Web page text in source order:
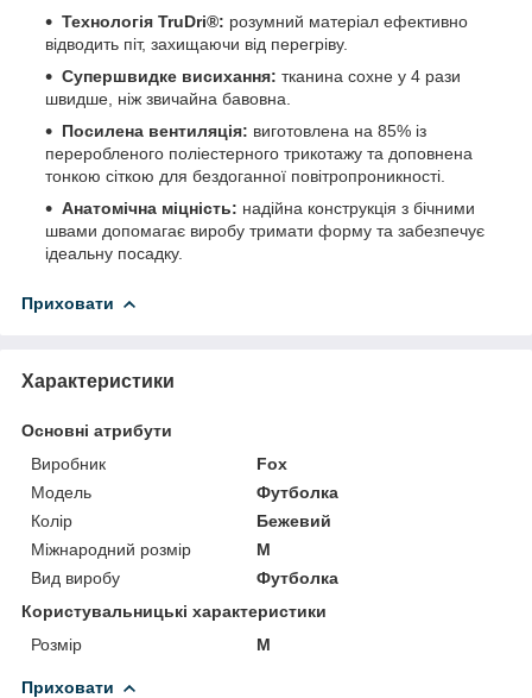
Технологія TruDri®: розумний матеріал ефективно
відводить піт, захищаючи від перегріву.
Супершвидке висихання: тканина сохне у 4 рази
швидше, ніж звичайна бавовна.
Посилена вентиляція: виготовлена на 85% із
переробленого поліестерного трикотажу та доповнена
тонкою сіткою для бездоганної повітропроникності.
Анатомічна міцність: надійна конструкція з бічними
швами допомагає виробу тримати форму та забезпечує
ідеальну посадку.
Приховати
Характеристики
Основні атрибути
Виробник
Fox
Модель
Футболка
Колір
Бежевий
Міжнародний розмір
M
Вид виробу
Футболка
Користувальницькі характеристики
Розмір
M
Приховати